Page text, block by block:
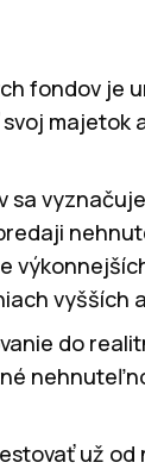
fondov je
majetok
vyšších
do
už